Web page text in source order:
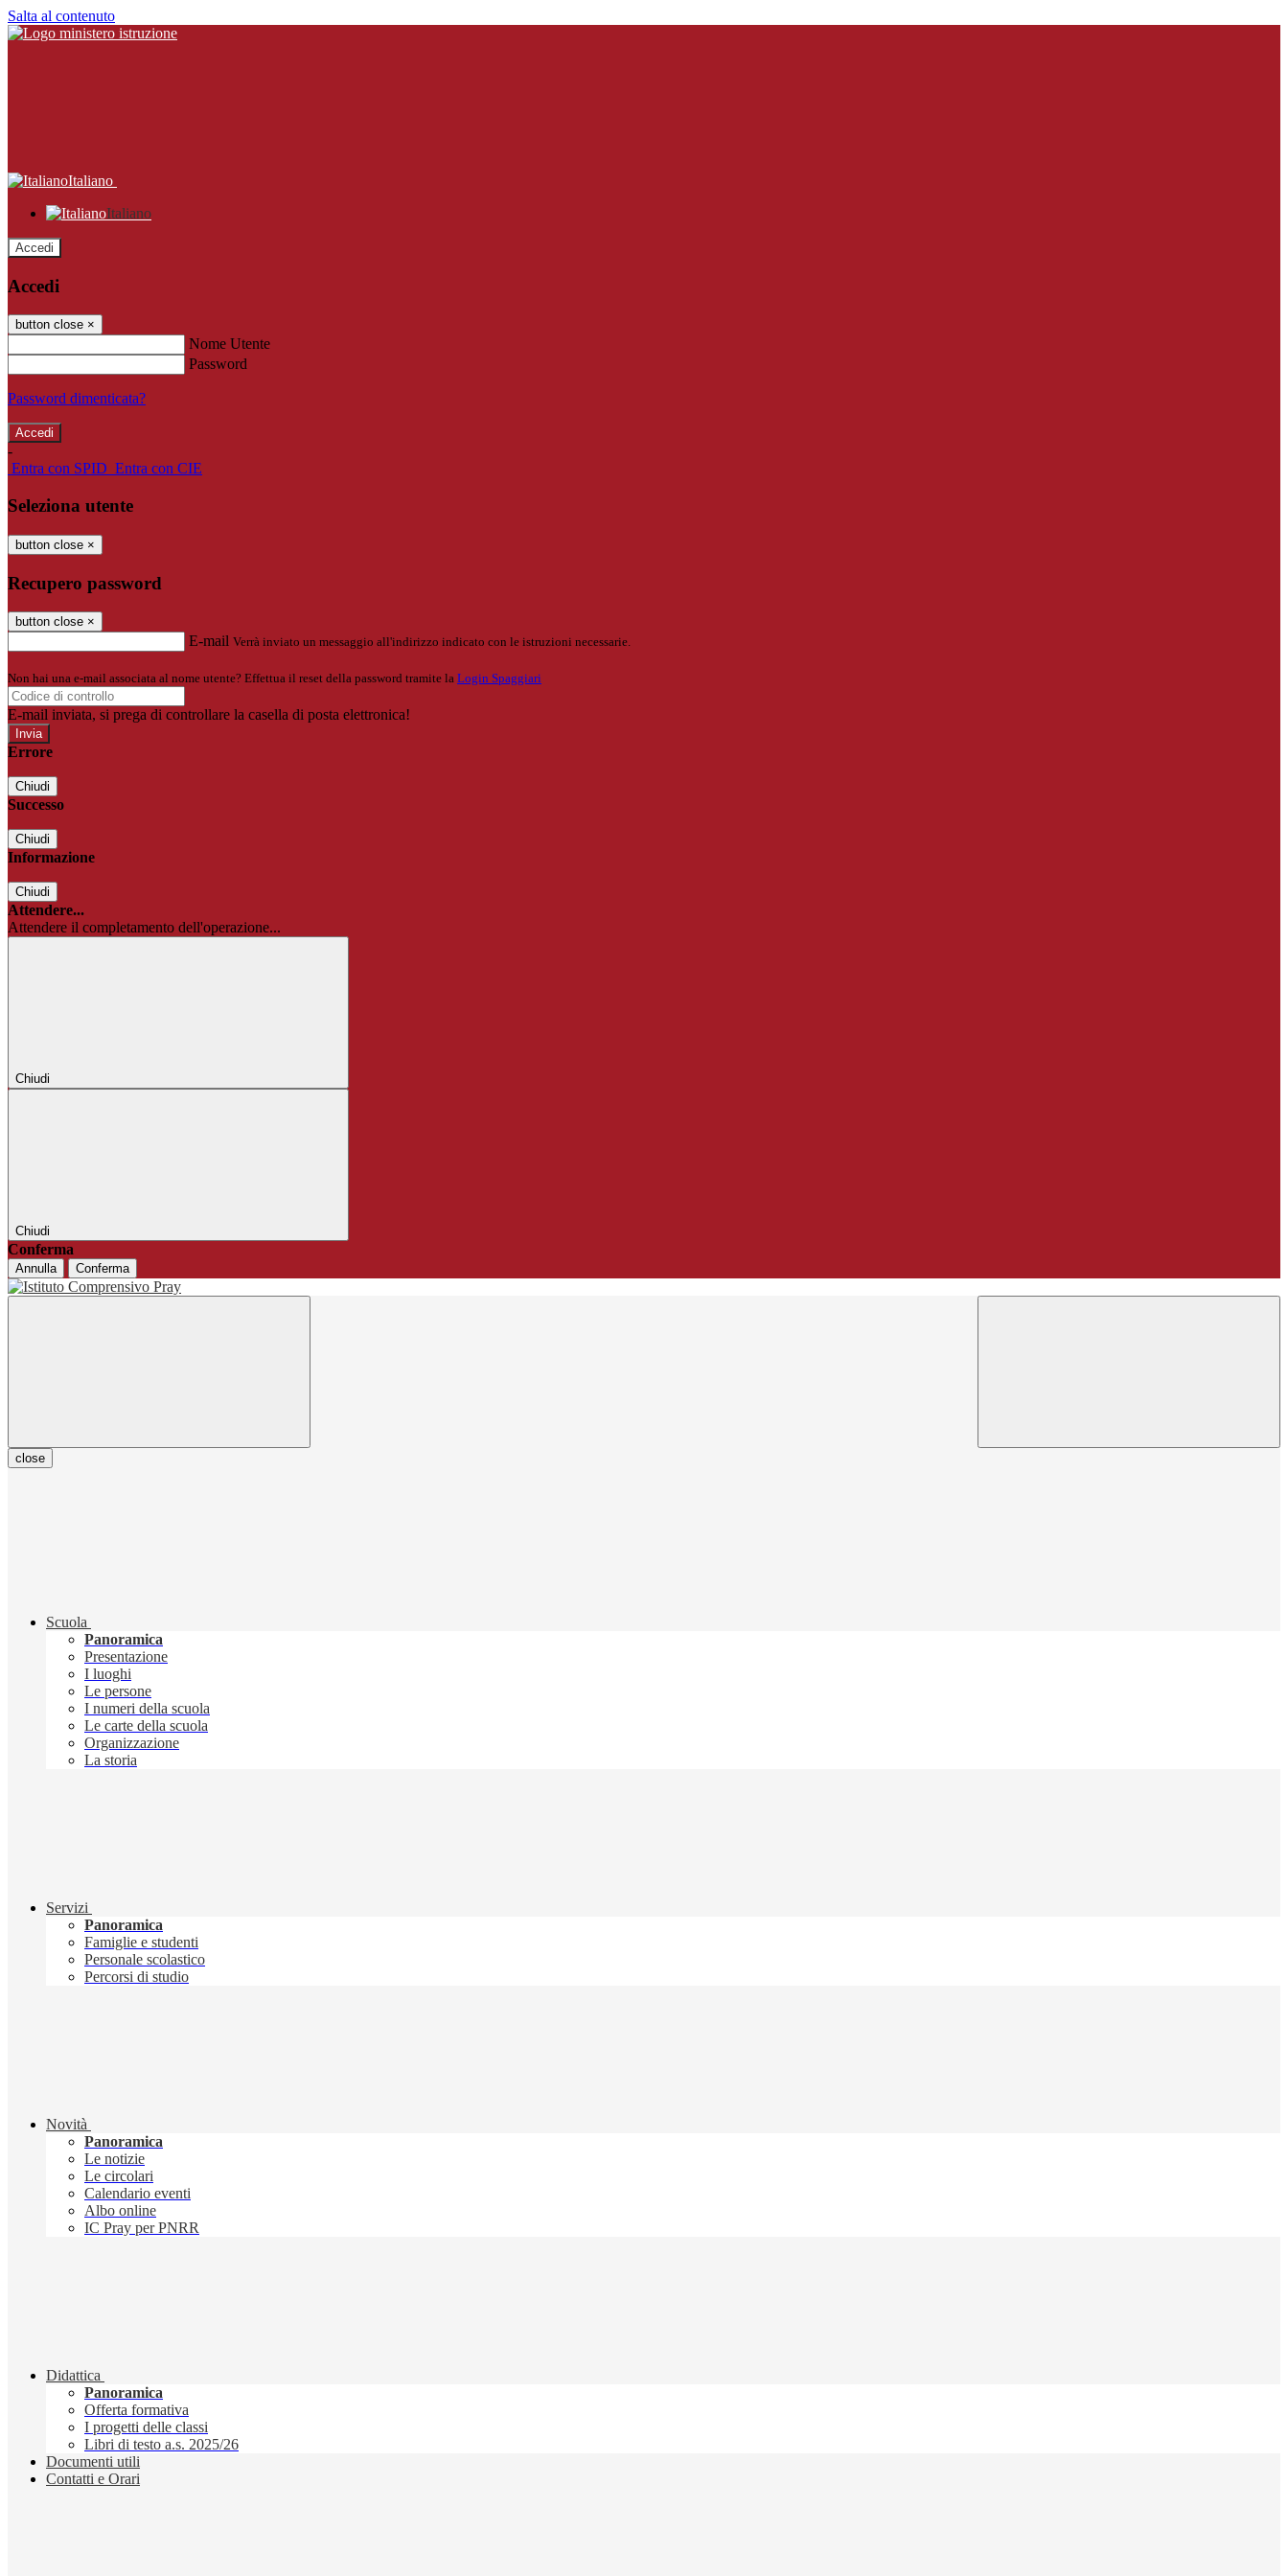
Salta al contenuto
Italiano
Italiano
Accedi
Accedi
button close ×
Nome Utente
Password
Password dimenticata?
-
Entra con SPID Entra con CIE
Seleziona utente
button close ×
Recupero password
button close ×
E-mail Verrà inviato un messaggio all'indirizzo indicato con le istruzioni necessarie.
Non hai una e-mail associata al nome utente? Effettua il reset della password tramite la Login Spaggiari
E-mail inviata, si prega di controllare la casella di posta elettronica!
Errore
Chiudi
Successo
Chiudi
Informazione
Chiudi
Attendere...
Attendere il completamento dell'operazione...
Chiudi
Chiudi
Conferma
Annulla Conferma
close
Scuola
Panoramica
Presentazione
I luoghi
Le persone
I numeri della scuola
Le carte della scuola
Organizzazione
La storia
Servizi
Panoramica
Famiglie e studenti
Personale scolastico
Percorsi di studio
Novità
Panoramica
Le notizie
Le circolari
Calendario eventi
Albo online
IC Pray per PNRR
Didattica
Panoramica
Offerta formativa
I progetti delle classi
Libri di testo a.s. 2025/26
Documenti utili
Contatti e Orari